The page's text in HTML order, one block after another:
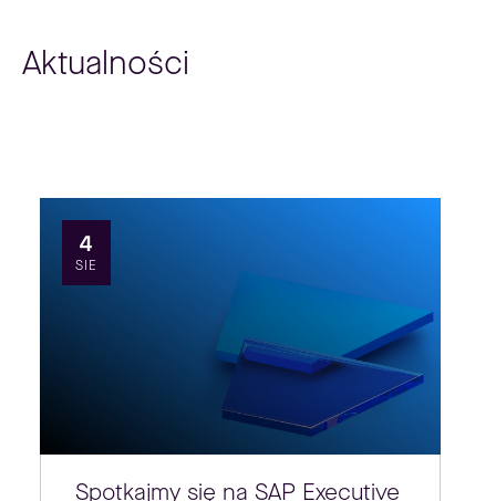
Aktualności
4
SIE
Spotkajmy się na SAP Executive